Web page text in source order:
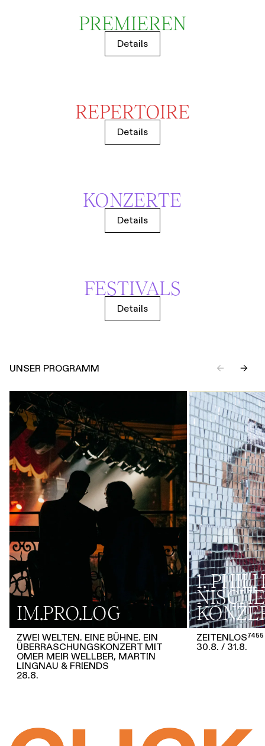
PREMIEREN
Details
REPERTOIRE
Details
KONZERTE
Details
FESTIVALS
Details
UNSER PROGRAMM ← →
IM.PRO.LOG
ZWEI WELTEN. EINE BÜHNE. EIN
ÜBERRASCHUNGSKONZERT MIT
OMER MEIR WELLBER, MARTIN
LINGNAU & FRIENDS
28.8.
1.
ZEITENLOS⁷⁴⁵⁵
30.8.
31.8.